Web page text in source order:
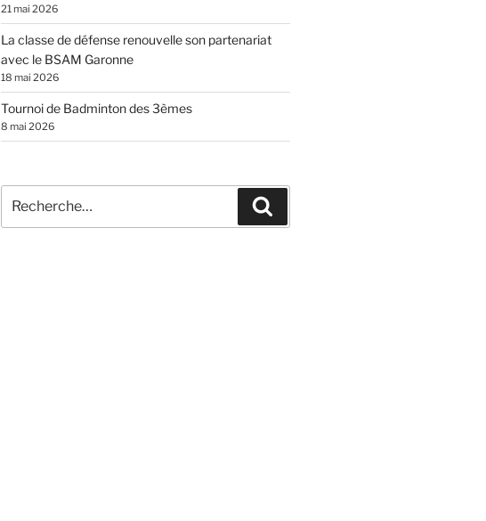
21 mai 2026
La classe de défense renouvelle son partenariat
avec le BSAM Garonne
18 mai 2026
Tournoi de Badminton des 3èmes
8 mai 2026
pour
: